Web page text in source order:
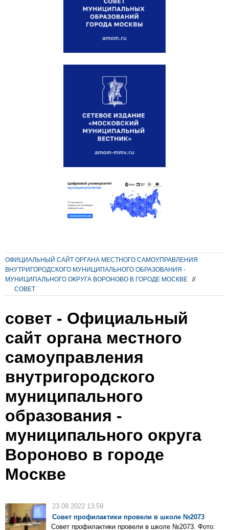
ОФИЦИАЛЬНЫЙ САЙТ ОРГАНА МЕСТНОГО САМОУПРАВЛЕНИЯ
ВНУТРИГОРОДСКОГО МУНИЦИПАЛЬНОГО ОБРАЗОВАНИЯ -
МУНИЦИПАЛЬНОГО ОКРУГА ВОРОНОВО В ГОРОДЕ МОСКВЕ
//
СОВЕТ
совет - Официальный
сайт органа местного
самоуправления
внутригородского
муниципального
образования -
муниципального округа
Вороново в городе
Москве
23.09.2022 13:59
Совет профилактики провели в школе №2073
Совет профилактики провели в школе №2073. Фото: